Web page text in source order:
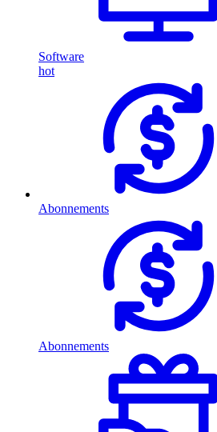
Software
hot
Abonnements
Abonnements